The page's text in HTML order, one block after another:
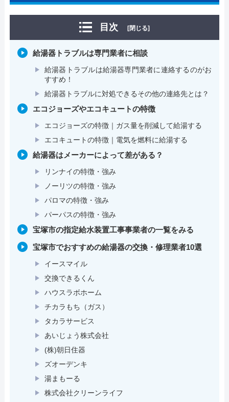
目次 [閉じる]
給湯器トラブルは専門業者に相談
給湯器トラブルは給湯器専門業者に連絡するのがお
すすめ！
給湯器トラブルに対処できるその他の連絡先とは？
エコジョーズやエコキュートの特徴
エコジョーズの特徴｜ガス量を削減して給湯する
エコキュートの特徴｜電気を燃料に給湯する
給湯器はメーカーによって差がある？
リンナイの特徴・強み
ノーリツの特徴・強み
パロマの特徴・強み
パーパスの特徴・強み
宝塚市の指定給水装置工事事業者の一覧をみる
宝塚市でおすすめの給湯器の交換・修理業者10選
イースマイル
交換できるくん
ハウスラボホーム
チカラもち（ガス）
タカラサービス
あいじょう株式会社
(株)朝日住器
ズオーデンキ
湯まもーる
株式会社クリーンライフ